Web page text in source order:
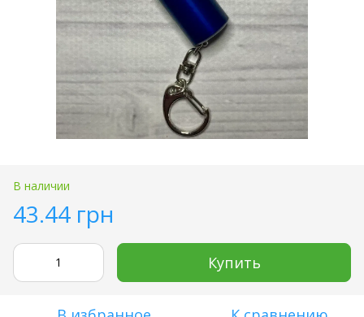
В наличии
43.44 грн
Купить